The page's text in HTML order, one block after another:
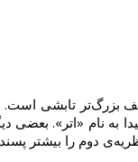
تابشی است.
«اتر». بعضی
دوم را بیشتر